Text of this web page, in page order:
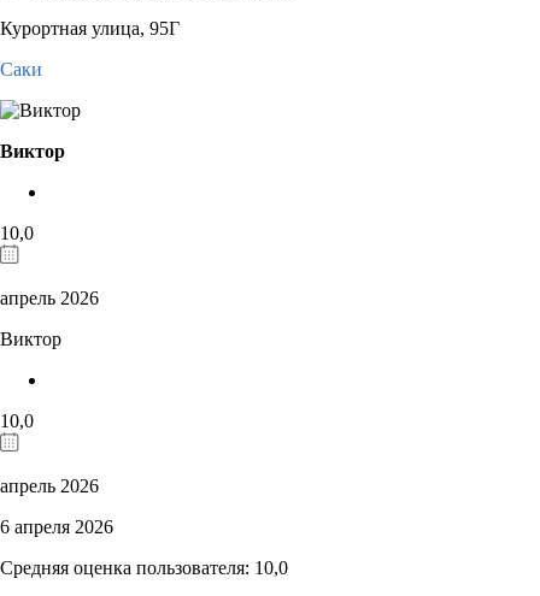
Курортная улица, 95Г
Саки
Виктор
10,0
апрель 2026
Виктор
10,0
апрель 2026
6 апреля 2026
Средняя оценка пользователя: 10,0